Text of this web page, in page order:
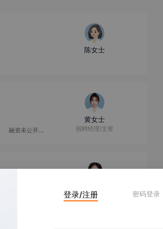
陈女士
融资未公开 10000人以上
黄女士
招聘经理/主管
陈女士
Researcher
登录/注册 密码登录